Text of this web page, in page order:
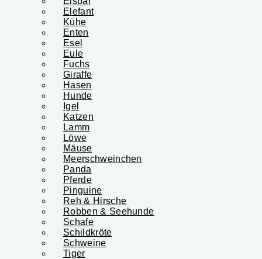
Elefant
Kühe
Enten
Esel
Eule
Fuchs
Giraffe
Hasen
Hunde
Igel
Katzen
Lamm
Löwe
Mäuse
Meerschweinchen
Panda
Pferde
Pinguine
Reh & Hirsche
Robben & Seehunde
Schafe
Schildkröte
Schweine
Tiger